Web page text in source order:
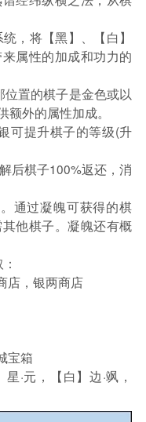
，将【黑】、【白】
属性的加成和功力的
置的棋子是金色或以
额外的属性加成。
可提升棋子的等级(升
后棋子100%返还，消
通过凝魄可获得的棋
他棋子。凝魄还有概
店，银两商店
宝箱
·元，【白】边·飒，